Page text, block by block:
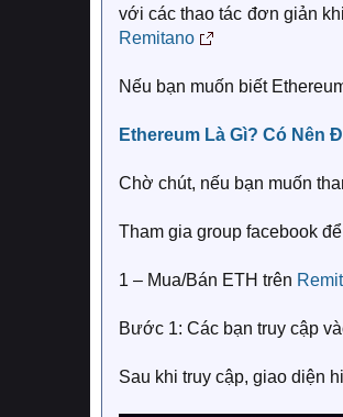
với các thao tác đơn giản
Remitano
Nếu bạn muốn biết
Ethereum Là Gì? Có Nên
Chờ chút, nếu bạn muốn
Tham gia group facebook
1 – Mua/Bán ETH trên
Bước 1: Các bạn truy cập
Sau khi truy cập, giao diện